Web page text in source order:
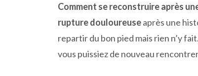
Comment se reconstruire après
rupture douloureuseaprès une
repartir du bon pied mais rien n’y
vous puissiez de nouveau